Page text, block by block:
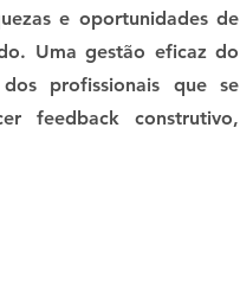
e oportunidades de
Uma gestão eficaz do
profissionais que se
feedback construtivo,